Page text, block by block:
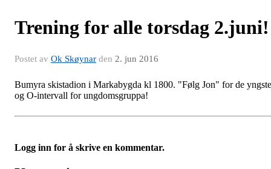
Trening for alle torsdag 2.juni!
Postet av Ok Skøynar den 2. jun 2016
Bumyra skistadion i Markabygda kl 1800. "Følg Jon" for de yngste
og O-intervall for ungdomsgruppa!
Logg inn for å skrive en kommentar.